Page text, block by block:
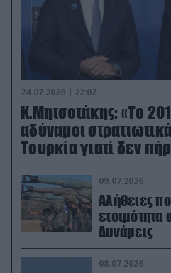
24.07.2026 | 22:02
Κ.Μητσοτάκης: «Το
αδύναμοι
Τουρκία γιατί δεν
(βίντεο)
09.07.2026
Αλήθειες
ετοιμότητα
Δυνάμεις
08.07.2026